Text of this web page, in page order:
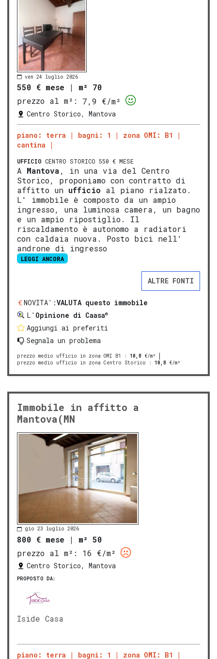
ven 24 luglio 2026
550 € mese | m² 70
prezzo al m²:
7,9 €/m²
Centro Storico, Mantova
piano: terra bagni: 1
zona OMI: B1
cantina
UFFICIO CENTRO STORICO 550 € MESE
A Mantova, in una via del Centro
Storico, proponiamo con contratto di
affitto un ufficio al piano rialzato.
L' immobile è composto da un ampio
ingresso, una luminosa camera, un bagno
e un ampio ripostiglio. Il
riscaldamento è autonomo a radiatori
con caldaia nuova. Posto bici nell'
androne di ingresso
LEGGI ANCORA
ALTRE FONTI
NOVITA':VALUTA questo immobile
L' Opinione di Caasa®
Aggiungi ai preferiti
Segnala un problema
prezzo medio ufficio in zona OMI B1 : 10,8 €/m²
prezzo medio ufficio in zona Centro Storico : 10,8 €/m²
Immobile in affitto a
Mantova(MN
gio 23 luglio 2026
800 € mese | m² 50
prezzo al m²:
16 €/m²
Centro Storico, Mantova
PROPOSTO DA:
Iside Casa
piano: terra bagni: 1 zona OMI: B1